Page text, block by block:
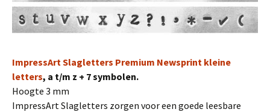
ImpressArt Slagletters Premium Newsprint kleine
letters, a t/m z + 7 symbolen.
Hoogte 3 mm
ImpressArt Slagletters zorgen voor een goede leesbare